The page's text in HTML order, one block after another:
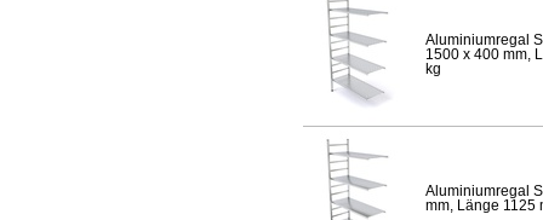
Aluminiumregal
1500 x 400 mm,
kg
Aluminiumregal
mm, Länge 1125